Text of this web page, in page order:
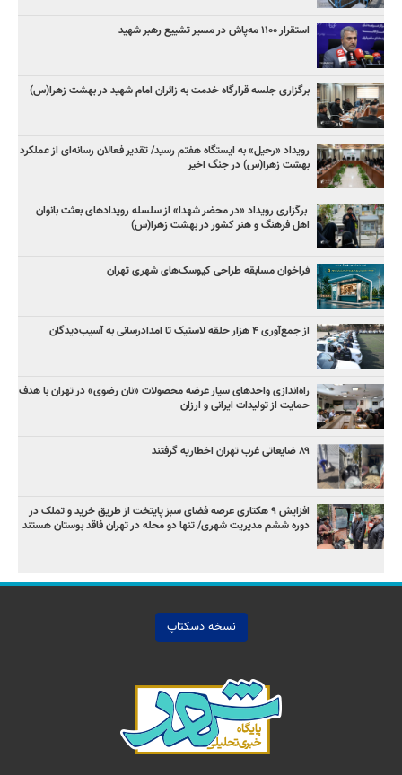
استقرار ۱۱۰۰ مه‌پاش در مسیر تشییع رهبر شهید
برگزاری جلسه قرارگاه خدمت به زائران امام شهید در بهشت زهرا(س)
رویداد «رحیل» به ایستگاه هفتم رسید/ تقدیر فعالان رسانه‌ای از عملکرد
بهشت زهرا(س) در جنگ اخیر
برگزاری رویداد «در محضر شهدا» از سلسله رویدادهای بعثت بانوان
اهل فرهنگ و هنر کشور در بهشت زهرا(س)
فراخوان مسابقه طراحی کیوسک‌های شهری تهران
از جمع‌آوری ۴ هزار حلقه لاستیک تا امدادرسانی به آسیب‌دیدگان
راه‌اندازی واحدهای سیار عرضه محصولات «نان رضوی» در تهران با هدف
حمایت از تولیدات ایرانی و ارزان
۸۹ ضایعاتی غرب تهران اخطاریه گرفتند
افزایش ۹ هکتاری عرصه فضای سبز پایتخت از طریق خرید و تملک در
دوره ششم مدیریت شهری/ تنها دو محله در تهران فاقد بوستان هستند
نسخه دسکتاپ